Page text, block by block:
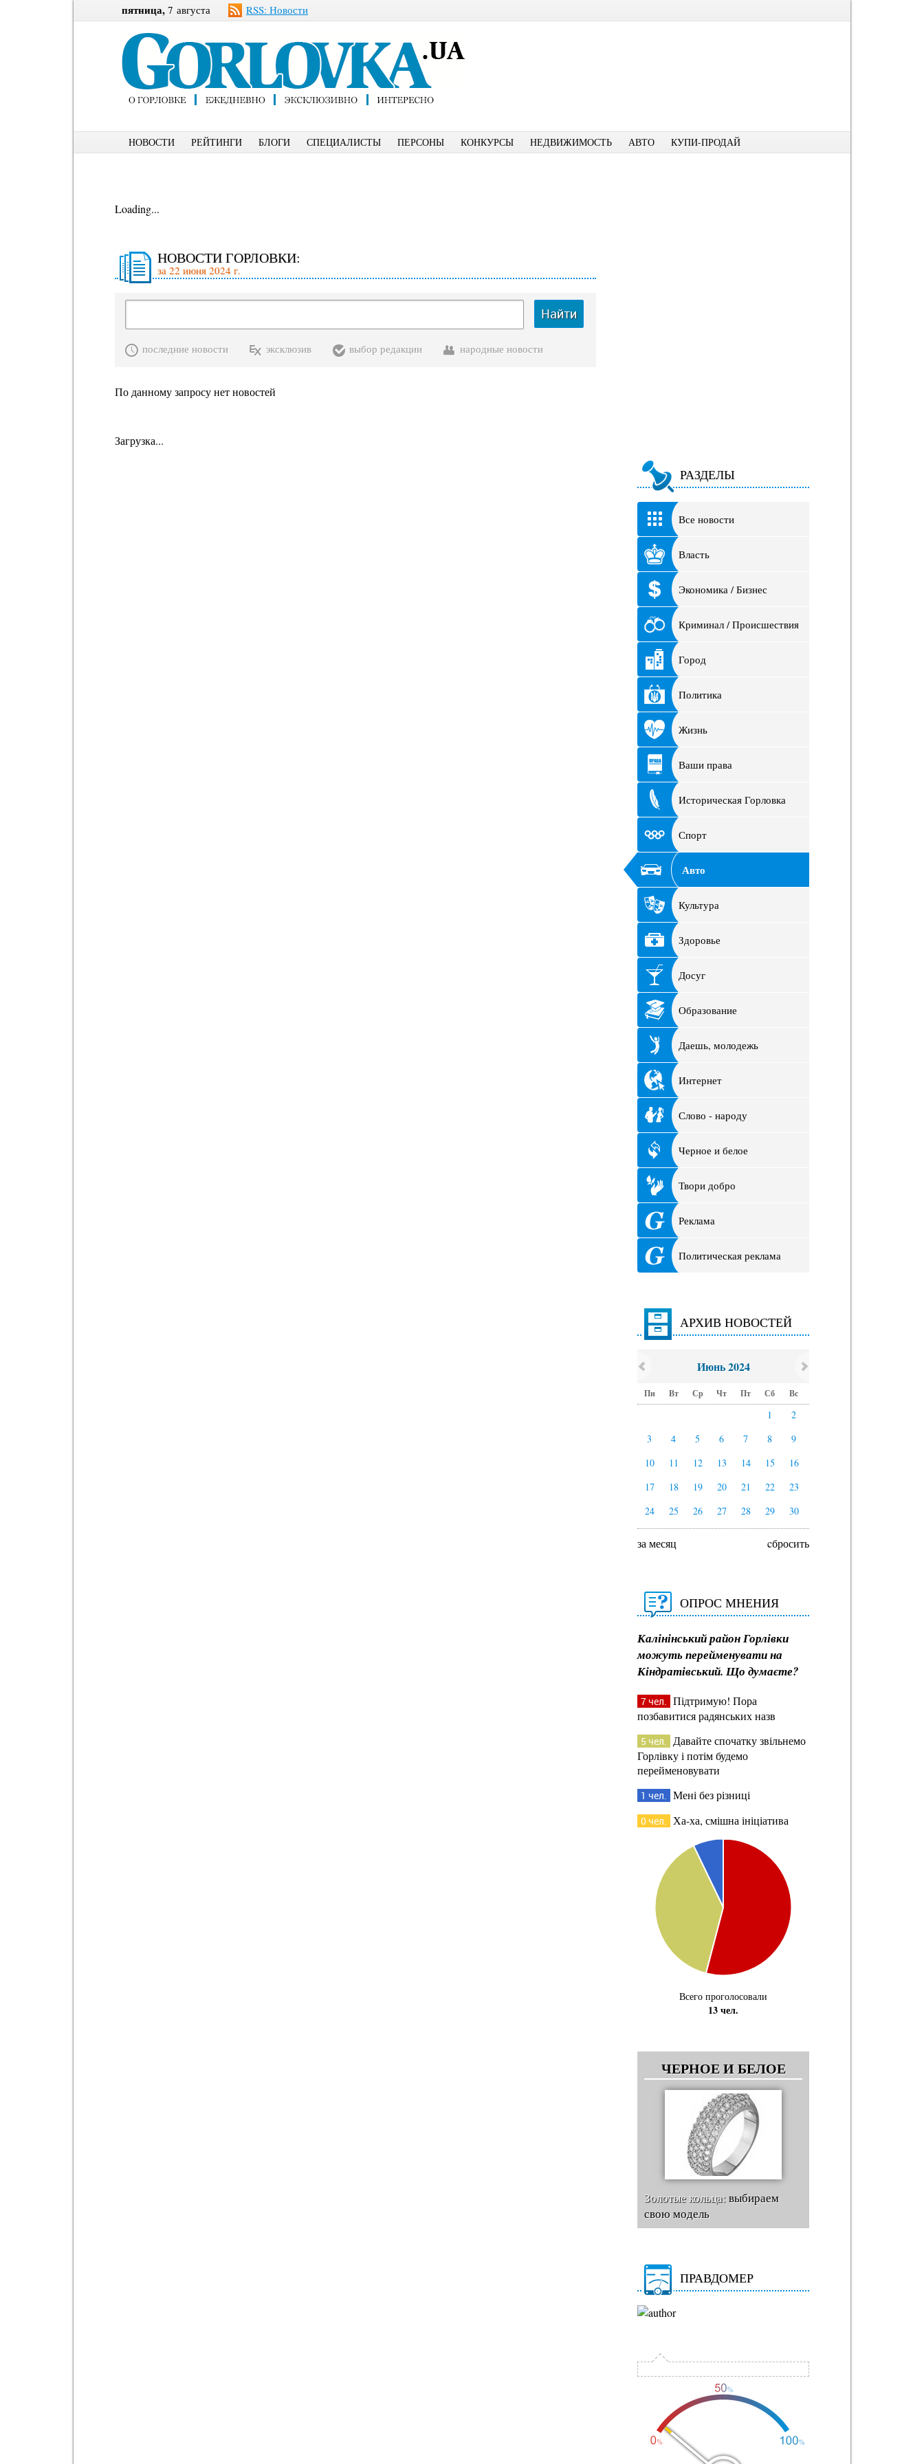
пятница, 7 августа RSS: Новости
НОВОСТИ РЕЙТИНГИ БЛОГИ СПЕЦИАЛИСТЫ ПЕРСОНЫ КОНКУРСЫ НЕДВИЖИМОСТЬ АВТО КУПИ-ПРОДАЙ
Loading...
НОВОСТИ ГОРЛОВКИ:
за 22 июня 2024 г.
Найти
последние новости эксклюзив выбор редакции народные новости
По данному запросу нет новостей
Загрузка...
РАЗДЕЛЫ
Все новости
Власть
Экономика / Бизнес
Криминал / Происшествия
Город
Политика
Жизнь
Ваши права
Историческая Горловка
Спорт
Авто
Культура
Здоровье
Досуг
Образование
Даешь, молодежь
Интернет
Слово - народу
Черное и белое
Твори добро
Реклама
Политическая реклама
АРХИВ НОВОСТЕЙ
Июнь 2024
Пн Вт Ср Чт Пт Сб Вс
1
2
3
4 5 6 7 8
9
10
11 12 13 14 15
16
17
18 19 20 21 22
23
24
25 26 27 28 29 30
за месяц cбросить
ОПРОС МНЕНИЯ
Калінінський район Горлівки
можуть перейменувати на
Кіндратівський. Що думаєте?
7 чел. Підтримую! Пора
позбавитися радянських назв
5 чел. Давайте спочатку звільнемо
Горлівку і потім будемо
перейменовувати
1 чел. Мені без різниці
0 чел. Ха-ха, смішна ініціатива
Всего проголосовали
13 чел.
ЧЕРНОЕ И БЕЛОЕ
Золотые кольца:выбираем
свою модель
ПРАВДОМЕР